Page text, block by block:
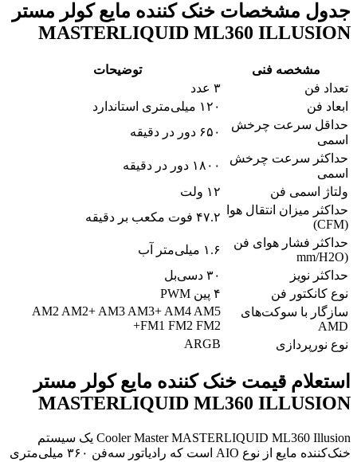
جدول مشخصات خنک کننده مایع کولر مستر
MASTERLIQUID ML360 ILLUSION
مشخصه فنی
توضیحات
تعداد فن
۳ عدد
ابعاد فن
۱۲۰ میلی‌متری استاندارد
حداقل سرعت چرخش
اسمی
۶۵۰ دور در دقیقه
حداکثر سرعت چرخش
اسمی
۱۸۰۰ دور در دقیقه
ولتاژ اسمی فن
۱۲ ولت
حداکثر میزان انتقال هوا
(CFM)
۴۷.۲ فوت مکعب بر دقیقه
حداکثر فشار هوای فن
(mm/H2O
۱.۶ میلی‌متر آب
حداکثر نویز
۳۰ دسی‌بل
نوع کانکتور فن
۴ پین PWM
سازگار با سوکت‌های
AMD
AM2 AM2+ AM3 AM3+ AM4 AM5
FM1 FM2 FM2+
نوع نورپردازی
ARGB
استعلام قیمت خنک کننده مایع کولر مستر
MASTERLIQUID ML360 ILLUSION
Cooler Master MASTERLIQUID ML360 Illusion یک سیستم
خنک‌کننده مایع از نوع AIO است که رادیاتور سه‌فن ۳۶۰ میلی‌متری